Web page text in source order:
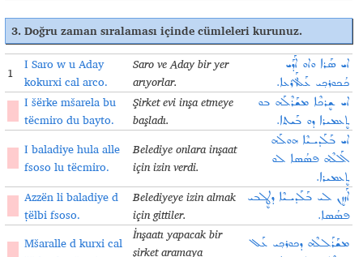
3. Doğru zaman sıralaması içinde cümleleri kurunuz.
1 I Saro w u Aday
kokurxi cal arco.
Saro ve Aday bir yer
arıyorlar.
ܐܝ ܣܰܪܐ ܘܐܘ ܐܰܕܰܝ
ܟܳܟܘܪܟ݂ܝ ܥܰܠ ܐܰܪܥܐ.
I šërke mšarela bu
tëcmiro du bayto.
Şirket evi inşa etmeye
başladı.
ܐܝ ܫܷܪܟܶܐ ܡܫܰܪܶܠܰܗ ܒܘ
ܬܷܥܡܝܪܐ ܕܘ ܒܰܝܬܐ.
I baladiye hula alle
fsoso lu tëcmiro.
Belediye onlara inşaat
için izin verdi.
ܐܝ ܒܰܠܰܕܝـܝܶܐ ܗܘܠܰܗ
ܐܰܠܠܶܗ ܦܣܳܣܐ ܠܘ
ܬܷܥܡܝܪܐ.
Azzën li baladiye d
ṭëlbi fsoso.
Belediyeye izin almak
için gittiler.
ܐܰܙܙܷܢ ܠܝ ܒܰܠܰܕܝـܝܶܐ ܕܛܷܠܒܝ
ܦܣܳܣܐ.
Mšaralle d kurxi cal İnşaatı yapacak bir
şirket aramaya
ܡܫܰܪܰܠܠܶܗ ܕܟܘܪܟ݂ܝ ܥܰܠ